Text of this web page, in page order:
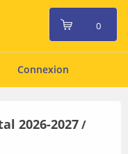
Connexion
0
2026-2027/